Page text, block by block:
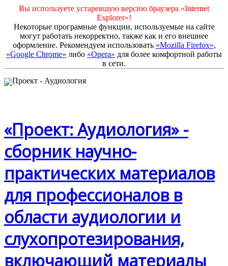
Вы используете устаревшую версию браузера «Internet
Explorer»!
Некоторые програмные функции, используемые на сайте
могут работать некорректно, также как и его внешнее
оформление. Рекомендуем использовать «Mozilla Firefox»,
«Google Chrome» либо «Opera» для более комфортной работы
в сети.
«Проект: Аудиология» -
сборник научно-
практических материалов
для профессионалов в
области аудиологии и
слухопротезирования,
включающий материалы